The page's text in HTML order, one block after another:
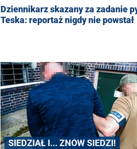
Dziennikarz skazany za zadanie
Teska: reportaż nigdy nie powstał
SIEDZIAŁ I... ZNÓW SIEDZI!